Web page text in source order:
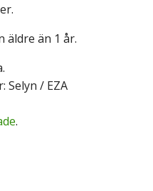
äldre än 1 år.
Selyn / EZA
.